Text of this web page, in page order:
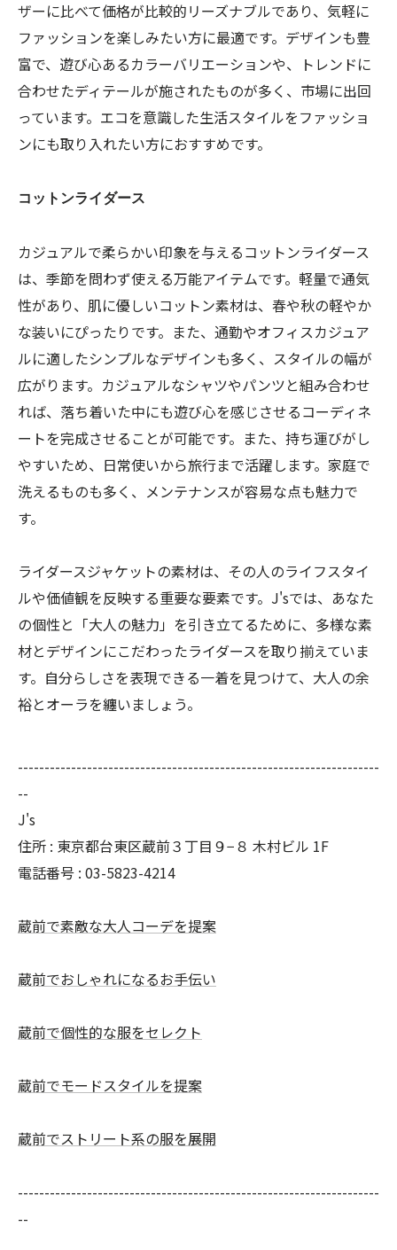
ザーに比べて価格が比較的リーズナブルであり、気軽に
ファッションを楽しみたい方に最適です。デザインも豊
富で、遊び心あるカラーバリエーションや、トレンドに
合わせたディテールが施されたものが多く、市場に出回
っています。エコを意識した生活スタイルをファッショ
ンにも取り入れたい方におすすめです。
コットンライダース
カジュアルで柔らかい印象を与えるコットンライダース
は、季節を問わず使える万能アイテムです。軽量で通気
性があり、肌に優しいコットン素材は、春や秋の軽やか
な装いにぴったりです。また、通勤やオフィスカジュア
ルに適したシンプルなデザインも多く、スタイルの幅が
広がります。カジュアルなシャツやパンツと組み合わせ
れば、落ち着いた中にも遊び心を感じさせるコーディネ
ートを完成させることが可能です。また、持ち運びがし
やすいため、日常使いから旅行まで活躍します。家庭で
洗えるものも多く、メンテナンスが容易な点も魅力で
す。
ライダースジャケットの素材は、その人のライフスタイ
ルや価値観を反映する重要な要素です。J'sでは、あなた
の個性と「大人の魅力」を引き立てるために、多様な素
材とデザインにこだわったライダースを取り揃えていま
す。自分らしさを表現できる一着を見つけて、大人の余
裕とオーラを纏いましょう。
--------------------------------------------------------------------
--
J's
住所 : 東京都台東区蔵前３丁目９−８ 木村ビル 1F
電話番号 : 03-5823-4214
蔵前で素敵な大人コーデを提案
蔵前でおしゃれになるお手伝い
蔵前で個性的な服をセレクト
蔵前でモードスタイルを提案
蔵前でストリート系の服を展開
--------------------------------------------------------------------
--